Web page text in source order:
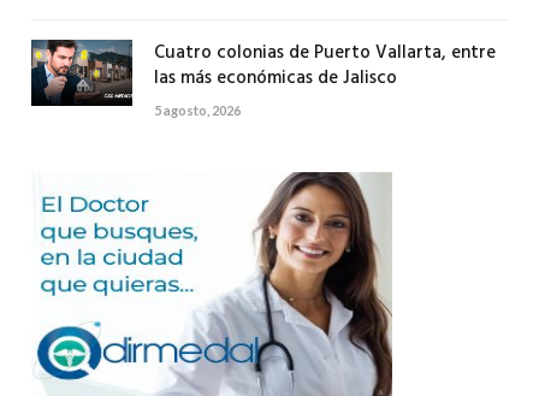
Cuatro colonias de Puerto Vallarta, entre
las más económicas de Jalisco
5 agosto, 2026